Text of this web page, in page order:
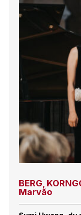
BERG,
Marvão